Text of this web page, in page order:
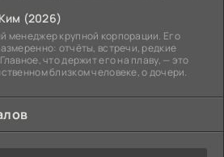
(2026)
менеджер крупной корпорации. Его
отчёты, встречи, редкие
что держит его на плаву, — это
близком человеке, о дочери.